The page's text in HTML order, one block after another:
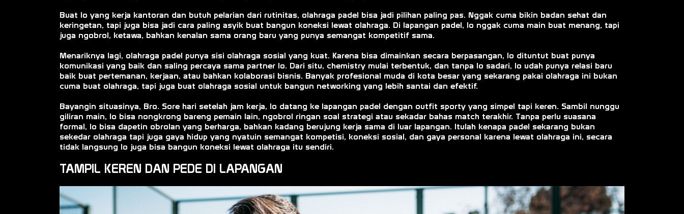
Buat lo yang kerja kantoran dan butuh pelarian dari rutinitas, olahraga padel bisa jadi pilihan paling pas. Nggak cuma bikin badan sehat dan
keringetan, tapi juga bisa jadi cara paling asyik buat bangun koneksi lewat olahraga. Di lapangan padel, lo nggak cuma main buat menang, tapi
juga ngobrol, ketawa, bahkan kenalan sama orang baru yang punya semangat kompetitif sama.
Menariknya lagi, olahraga padel punya sisi olahraga sosial yang kuat. Karena bisa dimainkan secara berpasangan, lo dituntut buat punya
komunikasi yang baik dan saling percaya sama partner lo. Dari situ, chemistry mulai terbentuk, dan tanpa lo sadari, lo udah punya relasi baru
baik buat pertemanan, kerjaan, atau bahkan kolaborasi bisnis. Banyak profesional muda di kota besar yang sekarang pakai olahraga ini bukan
cuma buat olahraga, tapi juga buat olahraga sosial untuk bangun networking yang lebih santai dan efektif.
Bayangin situasinya, Bro. Sore hari setelah jam kerja, lo datang ke lapangan padel dengan outfit sporty yang simpel tapi keren. Sambil nunggu
giliran main, lo bisa nongkrong bareng pemain lain, ngobrol ringan soal strategi atau sekadar bahas match terakhir. Tanpa perlu suasana
formal, lo bisa dapetin obrolan yang berharga, bahkan kadang berujung kerja sama di luar lapangan. Itulah kenapa padel sekarang bukan
sekedar olahraga tapi juga gaya hidup yang nyatuin semangat kompetisi, koneksi sosial, dan gaya personal karena lewat olahraga ini, secara
tidak langsung lo juga bisa bangun koneksi lewat olahraga itu sendiri.
TAMPIL KEREN DAN PEDE DI LAPANGAN